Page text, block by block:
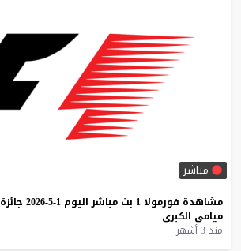
مباشر
مشاهدة فورمولا 1 بث مباشر اليوم 1-5-2026
جائزة
ميامي الكبرى
منذ 3 أشهر